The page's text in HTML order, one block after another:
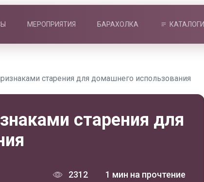
МЕРОПРИЯТИЯ БАРАХОЛКА КАТАЛОГИ
старения для домашнего использования
старения для
2312 1 мин на прочтение